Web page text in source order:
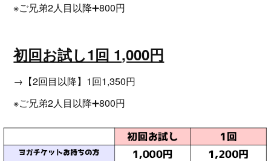
※ご兄弟2人目以降➕800円
初回お試し1回 1,000円
→【2回目以降】1回1,350円
※ご兄弟2人目以降➕800円